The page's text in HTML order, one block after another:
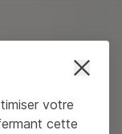
votre
cette